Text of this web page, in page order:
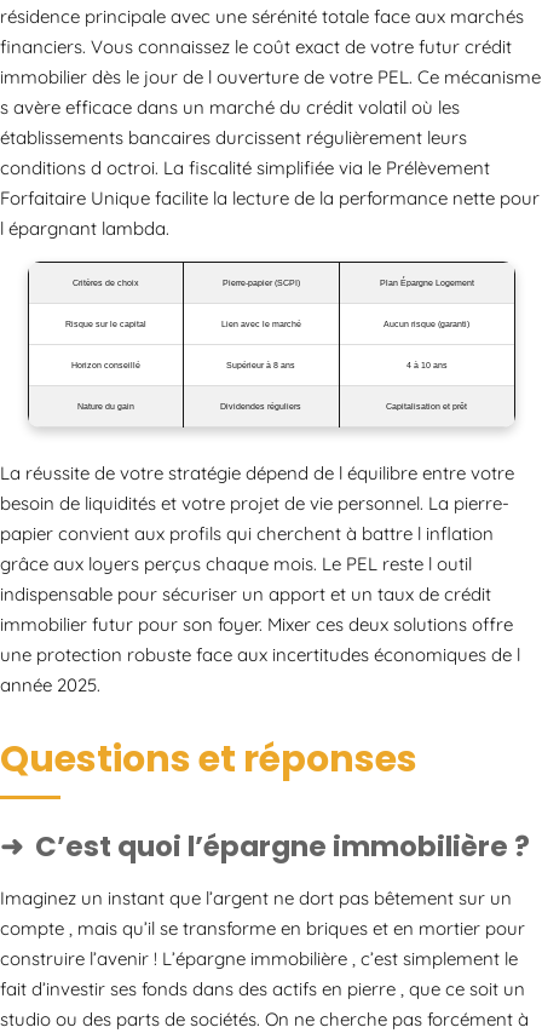
résidence principale avec une sérénité totale face aux marchés
financiers. Vous connaissez le coût exact de votre futur crédit
immobilier dès le jour de l ouverture de votre PEL. Ce mécanisme
s avère efficace dans un marché du crédit volatil où les
établissements bancaires durcissent régulièrement leurs
conditions d octroi. La fiscalité simplifiée via le Prélèvement
Forfaitaire Unique facilite la lecture de la performance nette pour
l épargnant lambda.
Critères de choix Pierre-papier (SCPI) Plan Épargne Logement
Risque sur le capital Lien avec le marché Aucun risque (garanti)
Horizon conseillé Supérieur à 8 ans 4 à 10 ans
Nature du gain Dividendes réguliers Capitalisation et prêt
La réussite de votre stratégie dépend de l équilibre entre votre
besoin de liquidités et votre projet de vie personnel. La pierre-
papier convient aux profils qui cherchent à battre l inflation
grâce aux loyers perçus chaque mois. Le PEL reste l outil
indispensable pour sécuriser un apport et un taux de crédit
immobilier futur pour son foyer. Mixer ces deux solutions offre
une protection robuste face aux incertitudes économiques de l
année 2025.
Questions et réponses
C’est quoi l’épargne immobilière ?
Imaginez un instant que l’argent ne dort pas bêtement sur un
compte , mais qu’il se transforme en briques et en mortier pour
construire l’avenir ! L’épargne immobilière , c’est simplement le
fait d’investir ses fonds dans des actifs en pierre , que ce soit un
studio ou des parts de sociétés. On ne cherche pas forcément à